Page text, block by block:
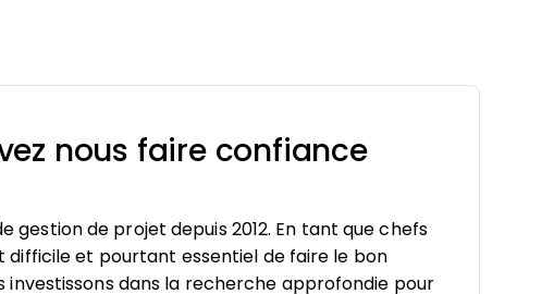
nous faire confiance
gestion de projet depuis 2012. En tant que chefs
difficile et pourtant essentiel de faire le bon
investissons dans la recherche approfondie pour